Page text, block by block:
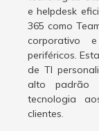
e helpdesk
365 como
corporativo
periféricos.
de TI
alto padrão
tecnologia
clientes.